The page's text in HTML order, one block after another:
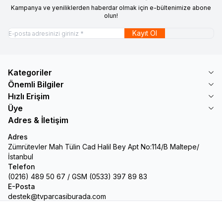
Kampanya ve yeniliklerden haberdar olmak için e-bültenimize abone
olun!
Kayıt Ol
Kategoriler
Önemli Bilgiler
Hızlı Erişim
Üye
Adres & İletişim
Adres
Zümrütevler Mah Tülin Cad Halil Bey Apt No:114/B Maltepe/
İstanbul
Telefon
(0216) 489 50 67 / GSM (0533) 397 89 83
E-Posta
destek@tvparcasiburada.com